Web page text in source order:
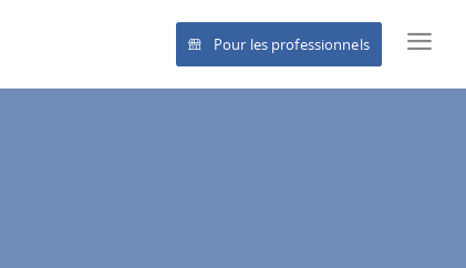
Pour les professionnels